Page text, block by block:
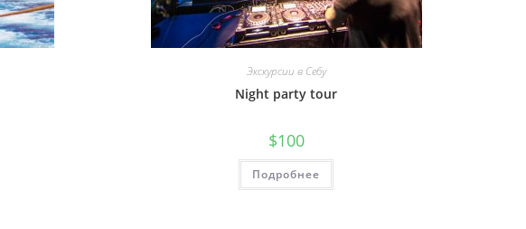
Экскурсии в Себу
Night party tour
$100
Подробнее